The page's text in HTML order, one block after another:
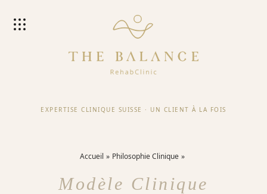
EXPERTISE CLINIQUE SUISSE · UN CLIENT À LA FOIS
Accueil Philosophie Clinique
Modèle Clinique